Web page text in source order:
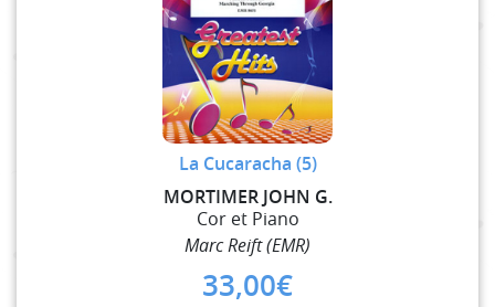
La Cucaracha (5)
MORTIMER JOHN G.
Cor et Piano
Marc Reift (EMR)
33,00€